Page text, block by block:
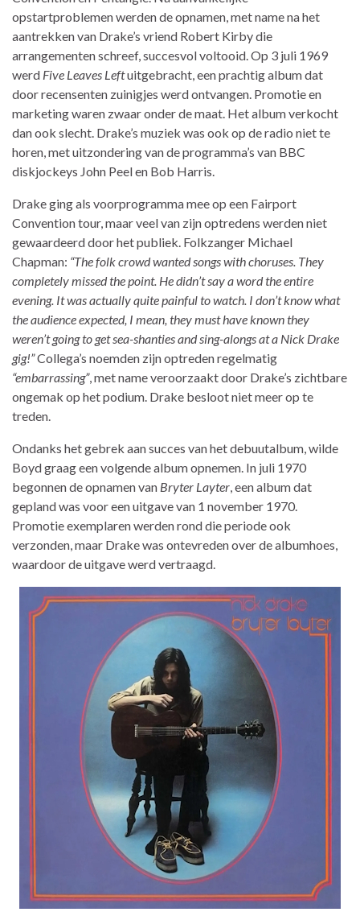
opstartproblemen werden de opnamen, met name na het
aantrekken van Drake’s vriend Robert Kirby die
arrangementen schreef, succesvol voltooid. Op 3 juli 1969
werd Five Leaves Leftuitgebracht, een prachtig album dat
door recensenten zuinigjes werd ontvangen. Promotie en
marketing waren zwaar onder de maat. Het album verkocht
dan ook slecht. Drake’s muziek was ook op de radio niet te
horen, met uitzondering van de programma’s van BBC
diskjockeys John Peel en Bob Harris.
Drake ging als voorprogramma mee op een Fairport
Convention tour, maar veel van zijn optredens werden niet
gewaardeerd door het publiek. Folkzanger Michael
Chapman: “The folk crowd wanted songs with choruses. They
completely missed the point. He didn’t say a word the entire
evening. It was actually quite painful to watch. I don’t know what
the audience expected, I mean, they must have known they
weren’t going to get sea-shanties and sing-alongs at a Nick Drake
gig!”Collega’s noemden zijn optreden regelmatig
“embarrassing”, met name veroorzaakt door Drake’s zichtbare
ongemak op het podium. Drake besloot niet meer op te
treden.
Ondanks het gebrek aan succes van het debuutalbum, wilde
Boyd graag een volgende album opnemen. In juli 1970
begonnen de opnamen van Bryter Layter , een album dat
gepland was voor een uitgave van 1 november 1970.
Promotie exemplaren werden rond die periode ook
verzonden, maar Drake was ontevreden over de albumhoes,
waardoor de uitgave werd vertraagd.